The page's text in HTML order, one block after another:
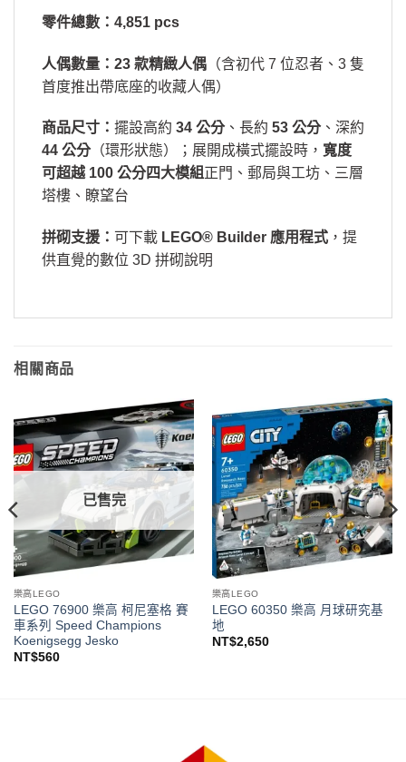
零件總數： 4,851 pcs
人偶數量： 23 款精緻人偶 （含初代 7 位忍者、3 隻
首度推出帶底座的收藏人偶）
商品尺寸： 擺設高約 34 公分、長約 53 公分、深約
44 公分（環形狀態）；展開成橫式擺設時， 寬度
可超越 100 公分四大模組正門、郵局與工坊、三層
塔樓、瞭望台
拼砌支援： 可下載 LEGO® Builder 應用程式 ，提
供直覺的數位 3D 拼砌說明
相關商品
已售完
樂高LEGO
LEGO 76900 樂高 柯尼塞格 賽
車系列 Speed Champions
Koenigsegg Jesko
NT$560
樂高LEGO
LEGO 60350 樂高 月球研究基
地
NT$2,650